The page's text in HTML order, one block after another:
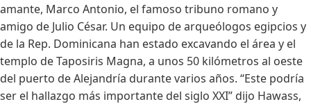
amante, Marco Antonio, el famoso tribuno romano y
amigo de Julio César. Un equipo de arqueólogos egipcios y
de la Rep. Dominicana han estado excavando el área y el
templo de Taposiris Magna, a unos 50 kilómetros al oeste
del puerto de Alejandría durante varios años. “Este podría
ser el hallazgo más importante del siglo XXI” dijo Hawass,